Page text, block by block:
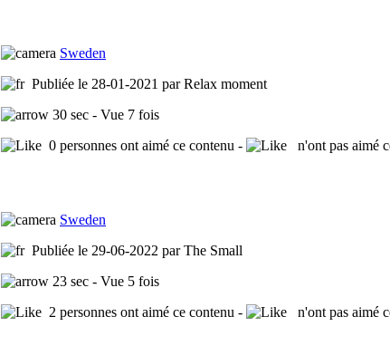
Sweden
Publiée le 28-01-2021 par Relax moment
30 sec - Vue 7 fois
0 personnes ont aimé ce contenu -
n'ont pas aimé
Sweden
Publiée le 29-06-2022 par The Small
23 sec - Vue 5 fois
2 personnes ont aimé ce contenu -
n'ont pas aimé